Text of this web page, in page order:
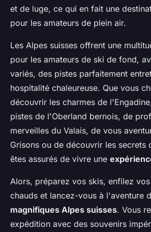
et de luge, ce qui en fait une
pour les amateurs de plein air.
Les Alpes suisses offrent une
pour les amateurs de ski de fond,
variés, des pistes parfaitement
hospitalité chaleureuse. Que vous
découvrir les charmes de
pistes de l'Oberland bernois, de
merveilles du Valais, de vous
Grisons ou de découvrir les secrets
êtes assurés de vivre une
Alors, préparez vos skis, enfilez
chauds et lancez-vous à l'aventure
magnifiques Alpes suisses. Vous
expédition avec des souvenirs